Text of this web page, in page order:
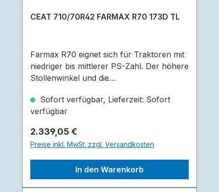
CEAT 710/70R42 FARMAX R70 173D TL
Farmax R70 eignet sich für Traktoren mit
niedriger bis mittlerer PS-Zahl. Der höhere
Stollenwinkel und die
Reifen erzielen eine bessere Fahrbarkeit.
Für eine längere Lebensdauer sorgt die R1
außerdem durch seine überlegene
Zugkraft die er dem geringeren Winkel an
den Schultern verdankt. Geringere
Schäden an Boden und Pflanzen durch
Sofort verfügbar, Lieferzeit: Sofort
verfügbar
Regulärer Preis:
2.339,05 €
Preise inkl. MwSt. zzgl. Versandkosten
In den Warenkorb